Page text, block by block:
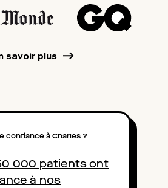
savoir plus
confiance à Charles ?
000 patients ont
à nos